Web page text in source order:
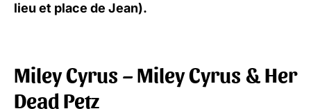
lieu et place de Jean).
Miley Cyrus – Miley Cyrus & Her
Dead Petz